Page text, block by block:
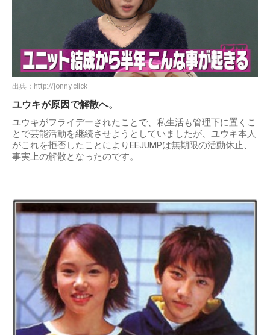
出典： http://jonny.click
ユウキが原因で解散へ。
ユウキがフライデーされたことで、私生活も管理下に置くこ
とで芸能活動を継続させようとしていましたが、ユウキ本人
がこれを拒否したことによりEEJUMPは無期限の活動休止、
事実上の解散となったのです。